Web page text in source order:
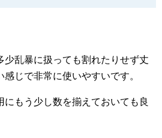
少乱暴に扱っても割れたりせず丈
じで非常に使いやすいです。
にもう少し数を揃えておいても良